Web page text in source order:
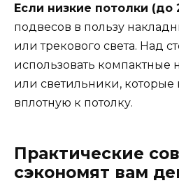
Если низкие потолки (до
подвесов в пользу
или трекового света. Над
использовать
или светильники, которые
вплотную к потолку.
Практические
сэкономят вам